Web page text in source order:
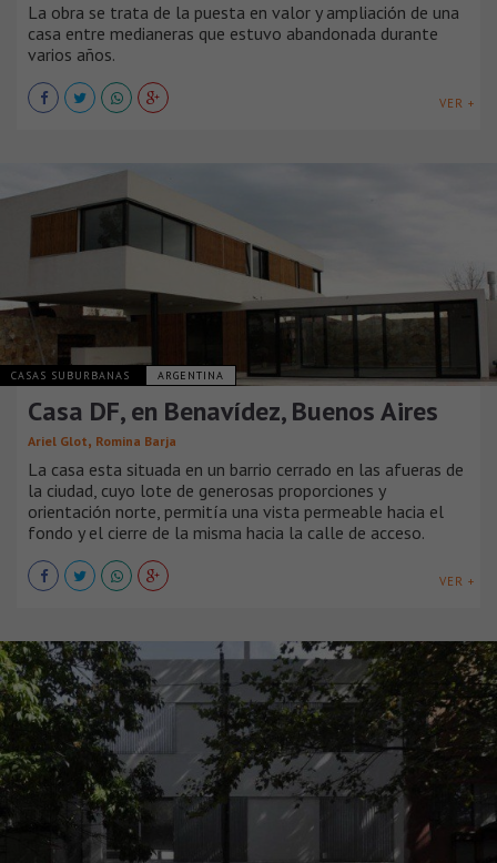
La obra se trata de la puesta en valor y ampliación de una
casa entre medianeras que estuvo abandonada durante
varios años.
VER +
CASAS SUBURBANAS ARGENTINA
Casa DF, en Benavídez, Buenos Aires
Ariel Glot, Romina Barja
La casa esta situada en un barrio cerrado en las afueras de
la ciudad, cuyo lote de generosas proporciones y
orientación norte, permitía una vista permeable hacia el
fondo y el cierre de la misma hacia la calle de acceso.
VER +